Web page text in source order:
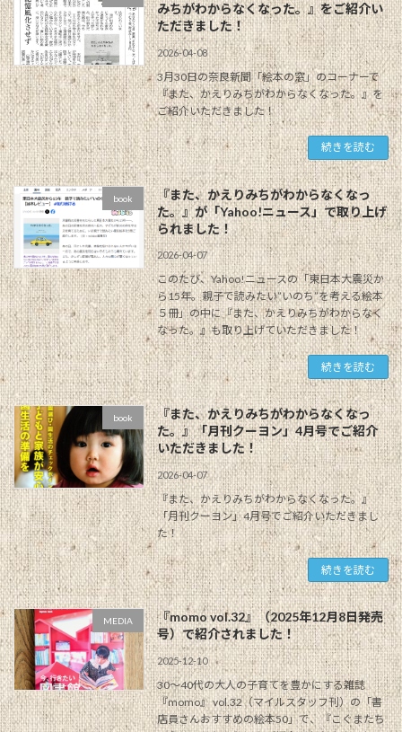
みちがわからなくなった。』をご紹介い
ただきました！
2026-04-08
3月30日の奈良新聞「絵本の窓」のコーナーで
『また、かえりみちがわからなくなった。』を
ご紹介いただきました！
続きを読む
book
『また、かえりみちがわからなくなっ
た。』が「Yahoo!ニュース」で取り上げ
られました！
2026-04-07
このたび、Yahoo!ニュースの「東日本大震災か
ら15年。親子で読みたい”いのち”を考える絵本
５冊」の中に『また、かえりみちがわからなく
なった。』も取り上げていただきました！
続きを読む
book
『また、かえりみちがわからなくなっ
た。』「月刊クーヨン」4月号でご紹介
いただきました！
2026-04-07
『また、かえりみちがわからなくなった。』
「月刊クーヨン」4月号でご紹介いただきまし
た！
続きを読む
MEDIA
『momo vol.32』（2025年12月8日発売
号）で紹介されました！
2025-12-10
30～40代の大人の子育てを豊かにする雑誌
『momo』 vol.32（マイルスタッフ刊）の「書
店員さんおすすめの絵本50」で、『こぐまたち